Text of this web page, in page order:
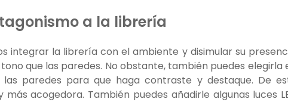
a la librería
integrar la librería con el ambiente y disimular su
que las paredes. No obstante, también puedes elegirla
las paredes para que haga contraste y destaque. De
más acogedora. También puedes añadirle algunas luces